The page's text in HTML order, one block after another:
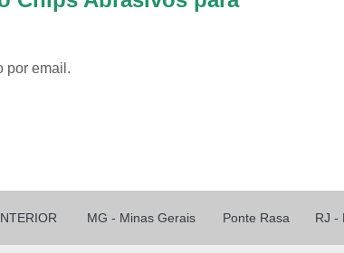
por email.
MG - Minas Gerais Ponte Rasa RJ -